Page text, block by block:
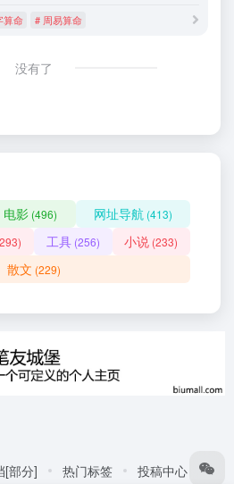
算命 # 周易算命
没有了
电影 (496) 网址导航 (413)
工具(256) 小说 (233)
散文 (229)
[部分] 热门标签 投稿中心